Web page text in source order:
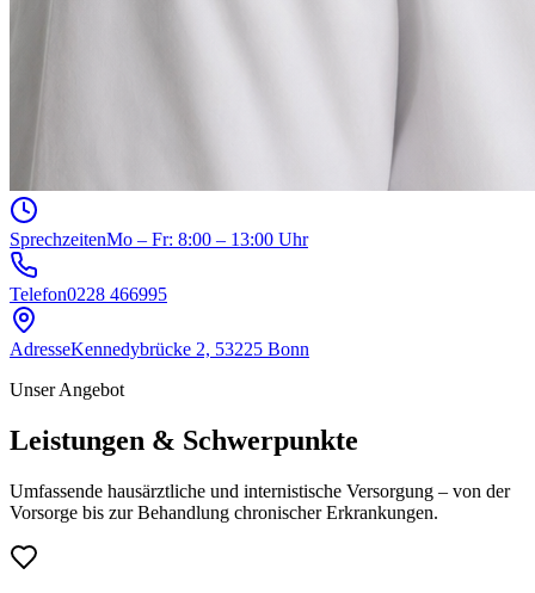
SprechzeitenMo – Fr: 8:00 – 13:00 Uhr
Telefon0228 466995
AdresseKennedybrücke 2, 53225 Bonn
Unser Angebot
Leistungen & Schwerpunkte
Umfassende hausärztliche und internistische Versorgung – von der
Vorsorge bis zur Behandlung chronischer Erkrankungen.